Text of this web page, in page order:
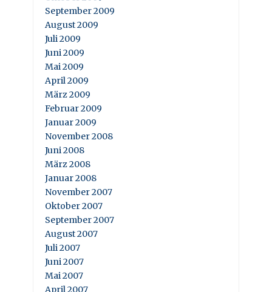
September 2009
August 2009
Juli 2009
Juni 2009
Mai 2009
April 2009
März 2009
Februar 2009
Januar 2009
November 2008
Juni 2008
März 2008
Januar 2008
November 2007
Oktober 2007
September 2007
August 2007
Juli 2007
Juni 2007
Mai 2007
April 2007